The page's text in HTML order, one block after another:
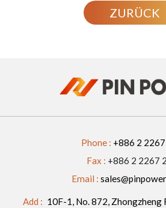
ZURÜCK
Phone : +886 2
Fax : +886 2 2267
Email :
Add : 10F-1, No. 872, Zhongzheng